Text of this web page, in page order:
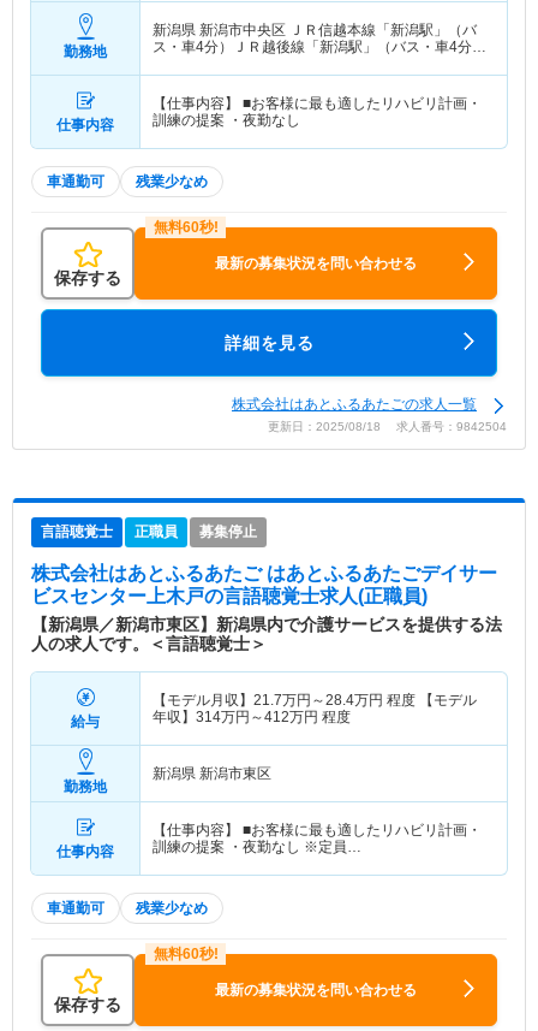
勤務地
新潟県 新潟市中央区 ＪＲ信越本線「新潟駅」（バ
ス・車4分）ＪＲ越後線「新潟駅」（バス・車4分）
仕事内容
【仕事内容】 ■お客様に最も適したリハビリ計画・
訓練の提案 ・夜勤なし
車通勤可 残業少なめ
保存する
最新の募集状況を問い合わせる
詳細を見る
株式会社はあとふるあたごの求人一覧
更新日：2025/08/18 求人番号：9842504
言語聴覚士 正職員 募集停止
株式会社はあとふるあたご はあとふるあたごデイサー
ビスセンター上木戸の言語聴覚士求人(正職員)
【新潟県／新潟市東区】新潟県内で介護サービスを提供する法
人の求人です。＜言語聴覚士＞
給与
【モデル月収】 21.7万円～28.4万円 程度 【モデル
年収】 314万円～412万円 程度
勤務地
新潟県 新潟市東区
仕事内容
【仕事内容】 ■お客様に最も適したリハビリ計画・
訓練の提案 ・夜勤なし ※定員…
車通勤可 残業少なめ
保存する
最新の募集状況を問い合わせる